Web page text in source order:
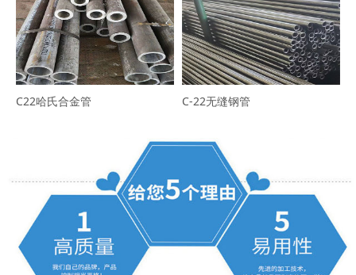
C22哈氏合金管 C-22无缝钢管